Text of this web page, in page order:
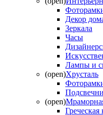
Декор
Зеркала
Часы
Лампы и
(open)Хрусталь
(open)
Греческая